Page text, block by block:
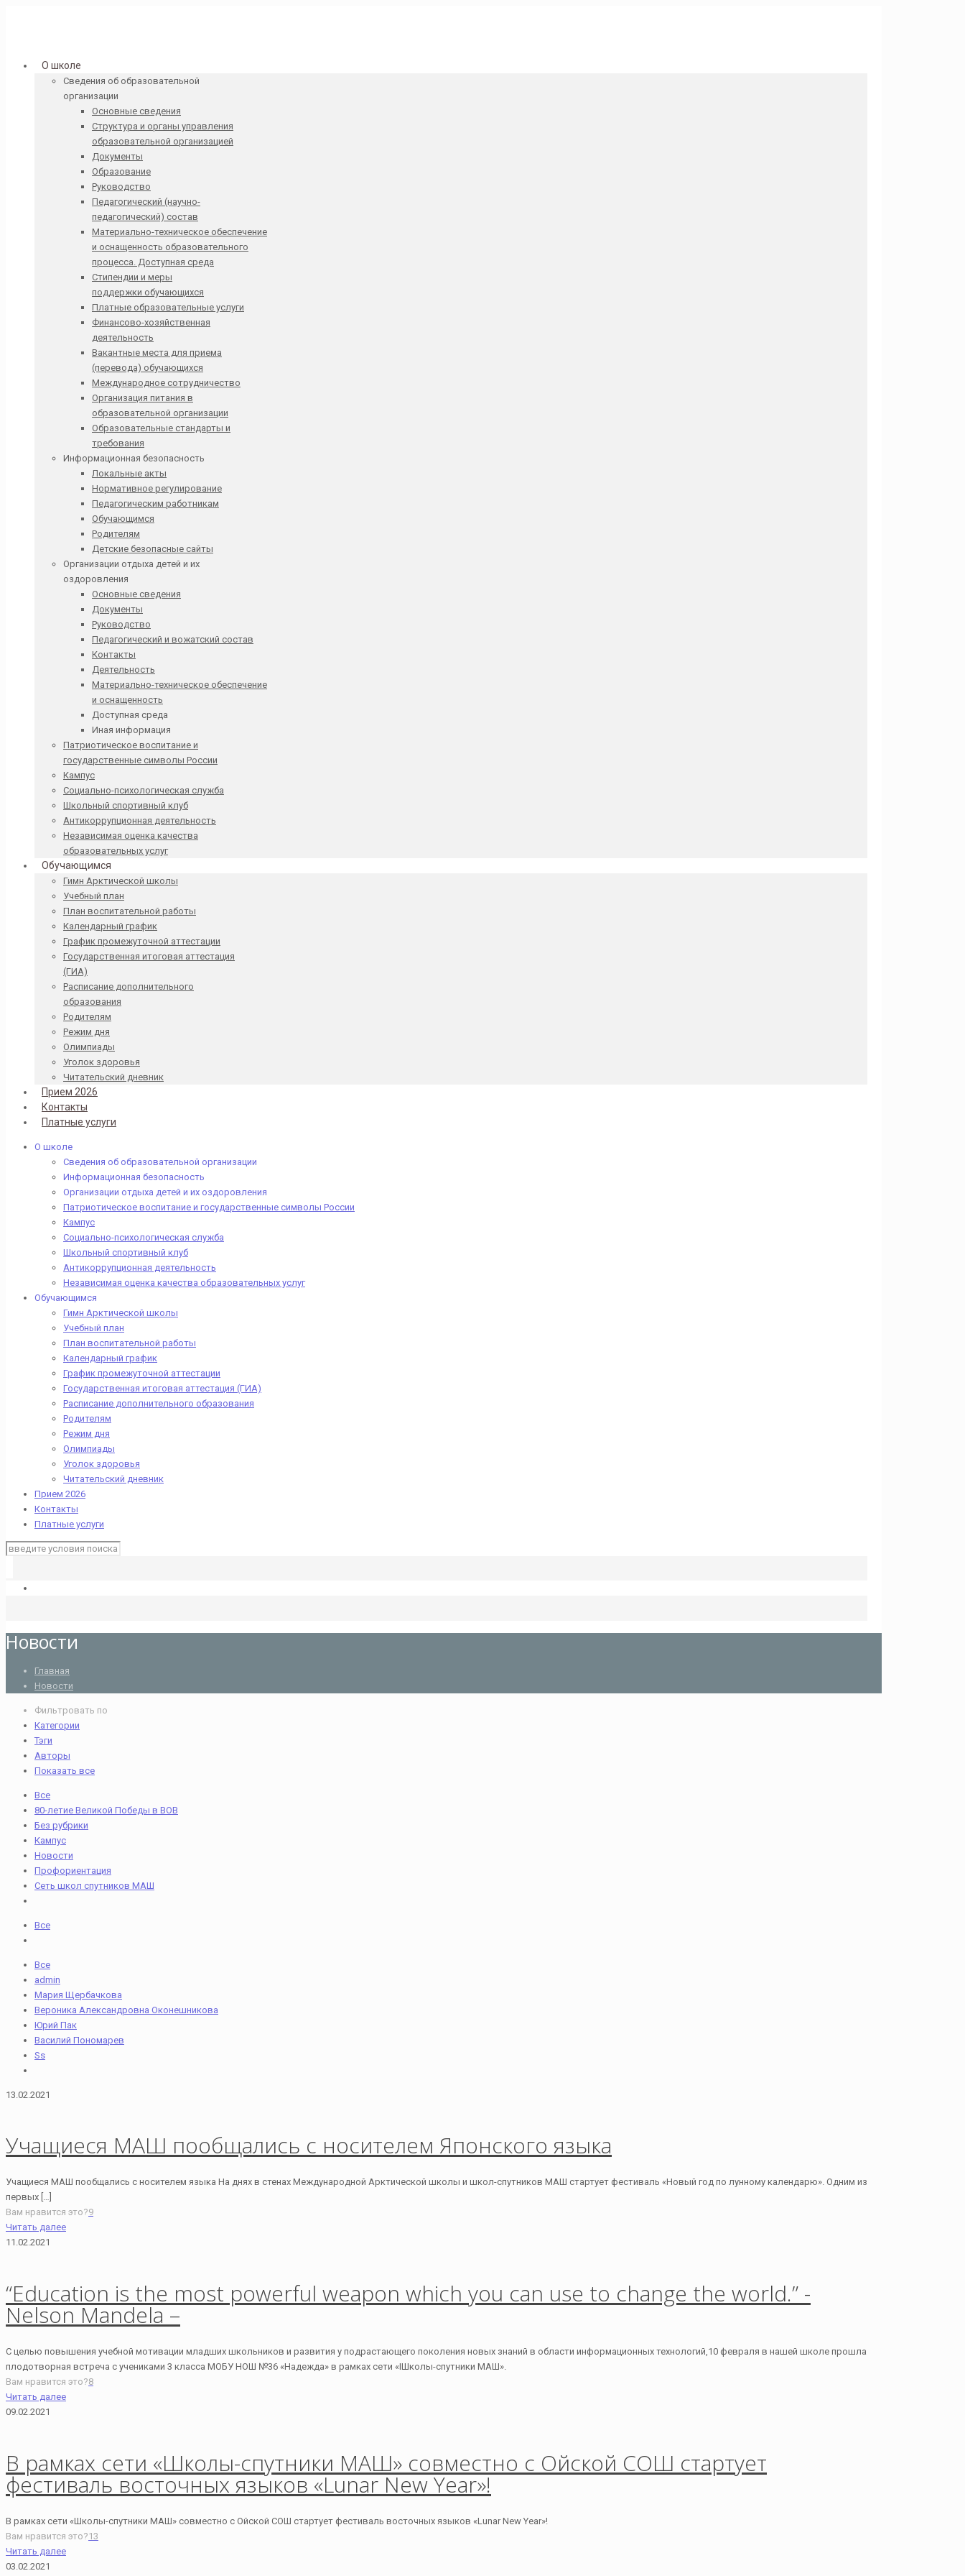
О школе
Сведения об образовательной
организации
Основные сведения
Структура и органы управления
образовательной организацией
Документы
Образование
Руководство
Педагогический (научно-
педагогический) состав
Материально-техническое обеспечение
и оснащенность образовательного
процесса. Доступная среда
Стипендии и меры
поддержки обучающихся
Платные образовательные услуги
Финансово-хозяйственная
деятельность
Вакантные места для приема
(перевода) обучающихся
Международное сотрудничество
Организация питания в
образовательной организации
Образовательные стандарты и
требования
Информационная безопасность
Локальные акты
Нормативное регулирование
Педагогическим работникам
Обучающимся
Родителям
Детские безопасные сайты
Организации отдыха детей и их
оздоровления
Основные сведения
Документы
Руководство
Педагогический и вожатский состав
Контакты
Деятельность
Материально-техническое обеспечение
и оснащенность
Доступная среда
Иная информация
Патриотическое воспитание и
государственные символы России
Кампус
Социально-психологическая служба
Школьный спортивный клуб
Антикоррупционная деятельность
Независимая оценка качества
образовательных услуг
Обучающимся
Гимн Арктической школы
Учебный план
План воспитательной работы
Календарный график
График промежуточной аттестации
Государственная итоговая аттестация
(ГИА)
Расписание дополнительного
образования
Родителям
Режим дня
Олимпиады
Уголок здоровья
Читательский дневник
Прием 2026
Контакты
Платные услуги
О школе
Сведения об образовательной организации
Информационная безопасность
Организации отдыха детей и их оздоровления
Патриотическое воспитание и государственные символы России
Кампус
Социально-психологическая служба
Школьный спортивный клуб
Антикоррупционная деятельность
Независимая оценка качества образовательных услуг
Обучающимся
Гимн Арктической школы
Учебный план
План воспитательной работы
Календарный график
График промежуточной аттестации
Государственная итоговая аттестация (ГИА)
Расписание дополнительного образования
Родителям
Режим дня
Олимпиады
Уголок здоровья
Читательский дневник
Прием 2026
Контакты
Платные услуги
Новости
Главная
Новости
Фильтровать по
Категории
Тэги
Авторы
Показать все
Все
80-летие Великой Победы в ВОВ
Без рубрики
Кампус
Новости
Профориентация
Сеть школ спутников МАШ
Все
Все
admin
Мария Щербачкова
Вероника Александровна Оконешникова
Юрий Пак
Василий Пономарев
Ss
13.02.2021
Учащиеся МАШ пообщались с носителем Японского языка
Учащиеся МАШ пообщались с носителем языка На днях в стенах Международной Арктической школы и школ-спутников МАШ стартует фестиваль «Новый год по лунному календарю». Одним из
первых […]
Вам нравится это?9
Читать далее
11.02.2021
“Education is the most powerful weapon which you can use to change the world.” -
Nelson Mandela –
C целью повышения учебной мотивации младших школьников и развития у подрастающего поколения новых знаний в области информационных технологий,10 февраля в нашей школе прошла
плодотворная встреча с учениками 3 класса МОБУ НОШ №36 «Надежда» в рамках сети «IШколы-спутники МАШ».
Вам нравится это?8
Читать далее
09.02.2021
В рамках сети «Школы-спутники МАШ» совместно с Ойской СОШ стартует
фестиваль восточных языков «Lunar New Year»!
В рамках сети «Школы-спутники МАШ» совместно с Ойской СОШ стартует фестиваль восточных языков «Lunar New Year»!
Вам нравится это?13
Читать далее
03.02.2021